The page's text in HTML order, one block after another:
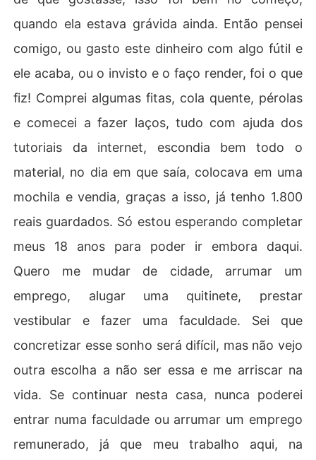
quando ela estava grávida ainda. Então pensei
comigo, ou gasto este dinheiro com algo fútil e
ele acaba, ou o invisto e o faço render, foi o que
fiz! Comprei algumas fitas, cola quente, pérolas
e comecei a fazer laços, tudo com ajuda dos
tutoriais da internet, escondia bem todo o
material, no dia em que saía, colocava em uma
mochila e vendia, graças a isso, já tenho 1.800
reais guardados. Só estou esperando completar
meus 18 anos para poder ir embora daqui.
Quero me mudar de cidade, arrumar um
emprego, alugar uma quitinete, prestar
vestibular e fazer uma faculdade. Sei que
concretizar esse sonho será difícil, mas não vejo
outra escolha a não ser essa e me arriscar na
vida. Se continuar nesta casa, nunca poderei
entrar numa faculdade ou arrumar um emprego
remunerado, já que meu trabalho aqui, na